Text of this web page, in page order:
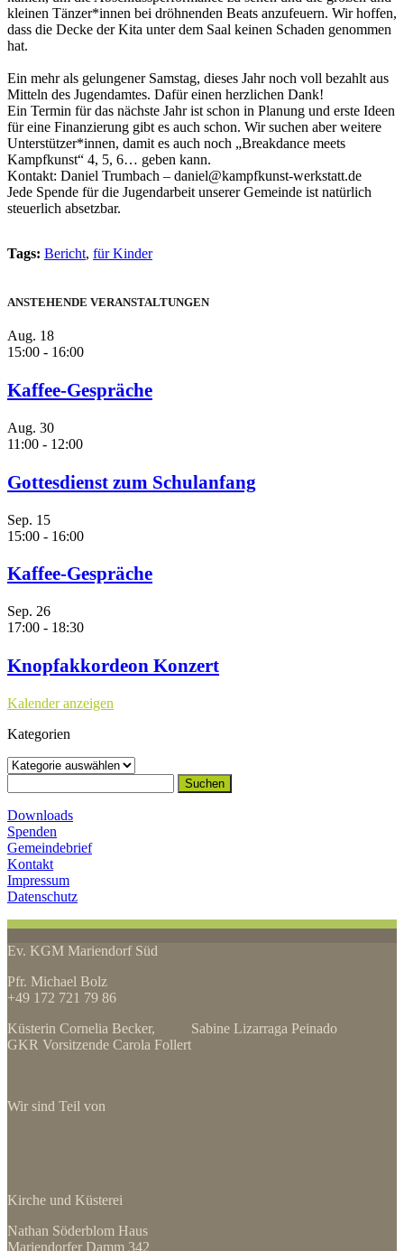
kleinen Tänzer*innen bei dröhnenden Beats anzufeuern. Wir hoffen,
dass die Decke der Kita unter dem Saal keinen Schaden genommen
hat.
Ein mehr als gelungener Samstag, dieses Jahr noch voll bezahlt aus
Mitteln des Jugendamtes. Dafür einen herzlichen Dank!
Ein Termin für das nächste Jahr ist schon in Planung und erste Ideen
für eine Finanzierung gibt es auch schon. Wir suchen aber weitere
Unterstützer*innen, damit es auch noch „Breakdance meets
Kampfkunst“ 4, 5, 6… geben kann.
Kontakt: Daniel Trumbach – daniel@kampfkunst-werkstatt.de
Jede Spende für die Jugendarbeit unserer Gemeinde ist natürlich
steuerlich absetzbar.
Tags: Bericht, für Kinder
ANSTEHENDE VERANSTALTUNGEN
Aug. 18
15:00 - 16:00
Kaffee-Gespräche
Aug. 30
11:00 - 12:00
Gottesdienst zum Schulanfang
Sep. 15
15:00 - 16:00
Kaffee-Gespräche
Sep. 26
17:00 - 18:30
Knopfakkordeon Konzert
Kalender anzeigen
Kategorien
Kategorien
nach:
Downloads
Spenden
Gemeindebrief
Kontakt
Impressum
Datenschutz
Ev. KGM Mariendorf Süd
Pfr. Michael Bolz
+49 172 721 79 86
Küsterin Cornelia Becker, Sabine Lizarraga Peinado
GKR Vorsitzende Carola Follert
Wir sind Teil von
Kirche und Küsterei
Nathan Söderblom Haus
Mariendorfer Damm 342